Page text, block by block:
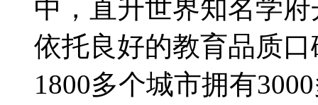
中，直升世界知名学
依托良好的教育品质
1800多个城市拥有